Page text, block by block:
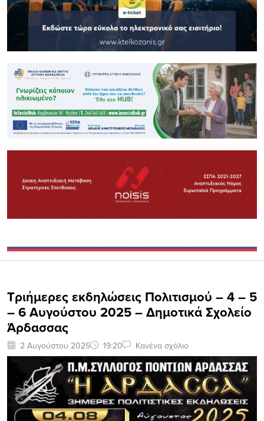
Τριήμερες εκδηλώσεις Πολιτισμού – 4 – 5
– 6 Αυγούστου 2025 – Δημοτικά Σχολείο
Άρδασσας
2 Αυγούστου 2025 19:20 Κανένα σχόλιο